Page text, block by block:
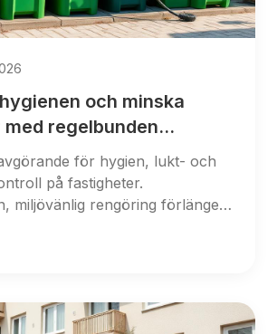
och minska
med regelbunden
för hygien, lukt- och
på fastigheter.
miljövänlig rengöring förlänger